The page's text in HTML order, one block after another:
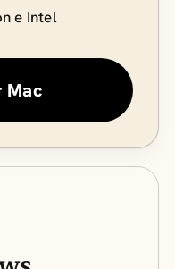
e Intel
Mac